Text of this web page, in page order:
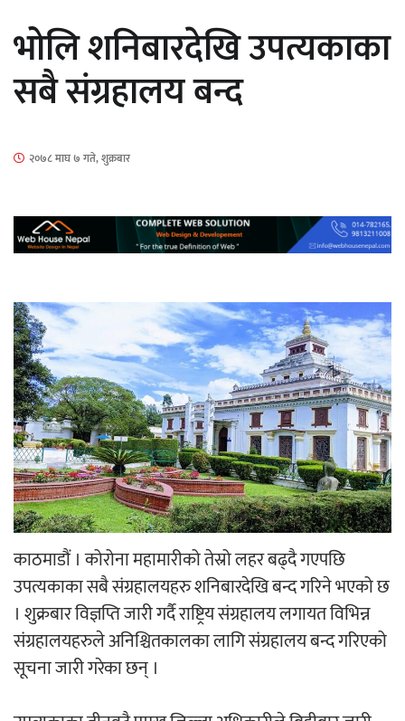
‘आइतबारको अफिस’ को परिचर्चा सम्पन्न
अर्जुन चन्द्रको ‘संवेदनाका प्रतिध्वनि’
मुक्तकसङ्ग्रह लोकार्पण
भोलि शनिबारदेखि उपत्यकाका
सबै संग्रहालय बन्द
२०७८ माघ ७ गते, शुक्रबार
काठमाडौं । कोरोना महामारीको तेस्रो लहर बढ्दै गएपछि
उपत्यकाका सबै संग्रहालयहरु शनिबारदेखि बन्द गरिने भएको छ
। शुक्रबार विज्ञप्ति जारी गर्दै राष्ट्रिय संग्रहालय लगायत विभिन्न
संग्रहालयहरुले अनिश्चितकालका लागि संग्रहालय बन्द गरिएको
सूचना जारी गरेका छन् ।